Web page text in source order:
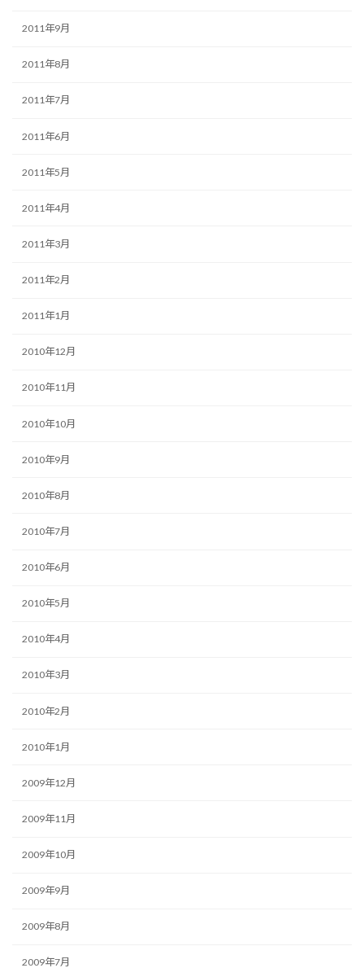
2011年9月
2011年8月
2011年7月
2011年6月
2011年5月
2011年4月
2011年3月
2011年2月
2011年1月
2010年12月
2010年11月
2010年10月
2010年9月
2010年8月
2010年7月
2010年6月
2010年5月
2010年4月
2010年3月
2010年2月
2010年1月
2009年12月
2009年11月
2009年10月
2009年9月
2009年8月
2009年7月